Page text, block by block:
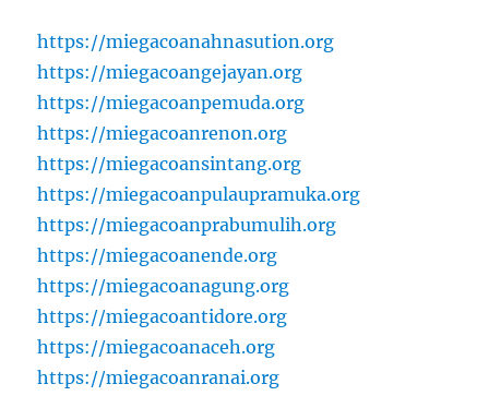
https://miegacoanahnasution.org
https://miegacoangejayan.org
https://miegacoanpemuda.org
https://miegacoanrenon.org
https://miegacoansintang.org
https://miegacoanpulaupramuka.org
https://miegacoanprabumulih.org
https://miegacoanende.org
https://miegacoanagung.org
https://miegacoantidore.org
https://miegacoanaceh.org
https://miegacoanranai.org